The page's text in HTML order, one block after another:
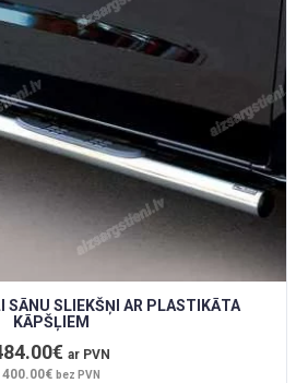
SĀNU SLIEKŠŅI AR PLASTIKĀTA
KĀPŠĻIEM
ar PVN
400.00€ bez PVN